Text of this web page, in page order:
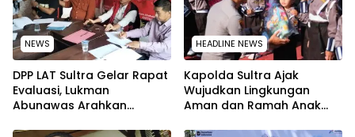
NEWS
‎DPP LAT Sultra Gelar Rapat
Evaluasi, Lukman
Abunawas Arahkan
HEADLINE NEWS
Kapolda Sultra Ajak
Wujudkan Lingkungan
Aman dan Ramah Anak